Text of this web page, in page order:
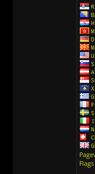
Avanture
Action Man
Action Man
Andjeoski
Ajkuca
Alvin i